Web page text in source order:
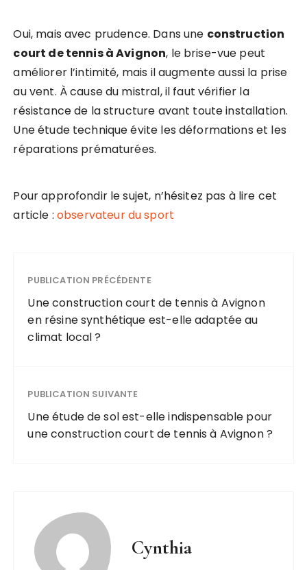
Oui, mais avec prudence. Dans une construction
court de tennis à Avignon, le brise-vue peut
améliorer l’intimité, mais il augmente aussi la prise
au vent. À cause du mistral, il faut vérifier la
résistance de la structure avant toute installation.
Une étude technique évite les déformations et les
réparations prématurées.
Pour approfondir le sujet, n’hésitez pas à lire cet
article : observateur du sport
PUBLICATION PRÉCÉDENTE
Une construction court de tennis à Avignon
en résine synthétique est-elle adaptée au
climat local ?
PUBLICATION SUIVANTE
Une étude de sol est-elle indispensable pour
une construction court de tennis à Avignon ?
Cynthia